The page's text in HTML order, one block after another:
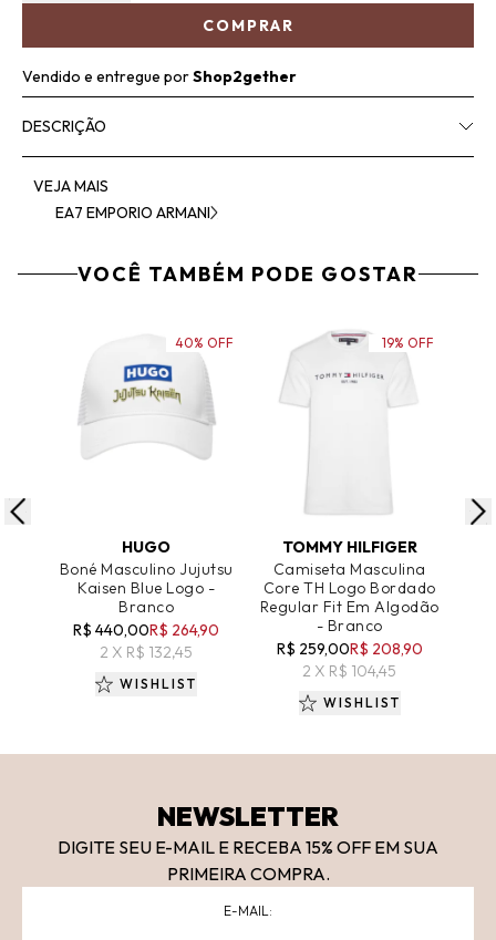
COMPRAR
Vendido e entregue porShop2gether
DESCRIÇÃO
VEJA MAIS
EA7 EMPORIO ARMANI
VOCÊ TAMBÉM PODE GOSTAR
HUGO
Boné Masculino Jujutsu
Kaisen Blue Logo -
Branco
R$ 440,00R$ 264,90
2 X R$ 132,45
40% OFF
WISHLIST
ADICIONAR AO CARRINHO
TOMMY HILFIGER
Camiseta Masculina
Core TH Logo Bordado
Regular Fit Em Algodão
- Branco
R$ 259,00R$ 208,90
2 X R$ 104,45
19% OFF
WISHLIST
NEWSLETTER
DIGITE SEU E-MAIL E RECEBA 15% OFF EM SUA
PRIMEIRA COMPRA.